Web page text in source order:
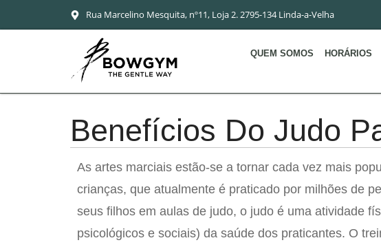
Rua Marcelino Mesquita, nº11, Loja 2. 2795-134 Linda-a-Velha
QUEM SOMOS HORÁRIOS
Benefícios Do Judo
As artes marciais estão-se a tornar cada vez mais
crianças, que atualmente é praticado por milhões de
seus filhos em aulas de judo, o judo é uma atividade
psicológicos e sociais) da saúde dos praticantes. O